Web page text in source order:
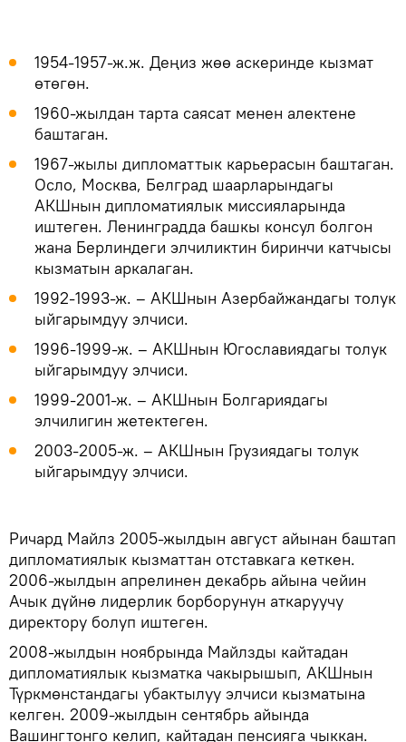
1954-1957-ж.ж. Деңиз жөө аскеринде кызмат
өтөгөн.
1960-жылдан тарта саясат менен алектене
баштаган.
1967-жылы дипломаттык карьерасын баштаган.
Осло, Москва, Белград шаарларындагы
АКШнын дипломатиялык миссияларында
иштеген. Ленинградда башкы консул болгон
жана Берлиндеги элчиликтин биринчи катчысы
кызматын аркалаган.
1992-1993-ж. – АКШнын Азербайжандагы толук
ыйгарымдуу элчиси.
1996-1999-ж. – АКШнын Югославиядагы толук
ыйгарымдуу элчиси.
1999-2001-ж. – АКШнын Болгариядагы
элчилигин жетектеген.
2003-2005-ж. – АКШнын Грузиядагы толук
ыйгарымдуу элчиси.
Ричард Майлз 2005-жылдын август айынан баштап
дипломатиялык кызматтан отставкага кеткен.
2006-жылдын апрелинен декабрь айына чейин
Ачык дүйнө лидерлик борборунун аткаруучу
директору болуп иштеген.
2008-жылдын ноябрында Майлзды кайтадан
дипломатиялык кызматка чакырышып, АКШнын
Түркмөнстандагы убактылуу элчиси кызматына
келген. 2009-жылдын сентябрь айында
Вашингтонго келип, кайтадан пенсияга чыккан.